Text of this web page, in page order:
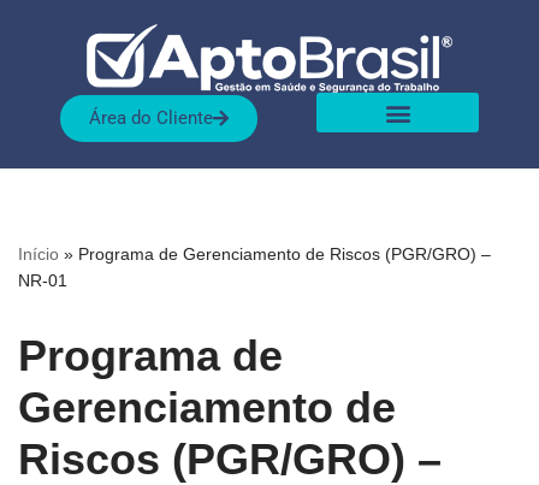
Área do Cliente
Início » Programa de Gerenciamento de Riscos (PGR/GRO) –
NR-01
Programa de
Gerenciamento de
Riscos (PGR/GRO) –